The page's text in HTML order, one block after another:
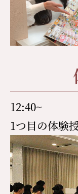
12:40~
1つ目の体験